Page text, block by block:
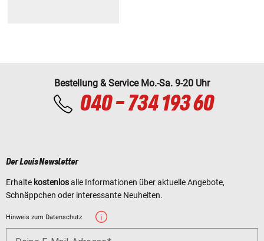
Bestellung & Service Mo.-Sa. 9-20 Uhr
040 - 734 193 60
Der Louis Newsletter
Erhalte kostenlosalle Informationen über aktuelle Angebote,
Schnäppchen oder interessante Neuheiten.
Hinweis zum Datenschutz